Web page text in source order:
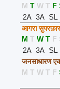
M T W T F
2A 3A SL
आगरा
M T W T F
2A 3A SL
जनसाधारण
M T W T F